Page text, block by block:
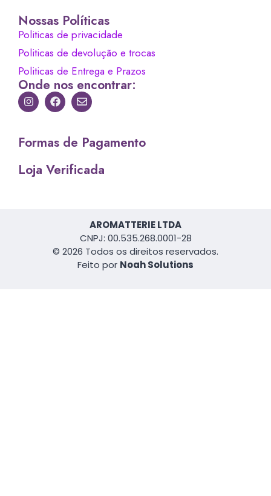
Nossas Políticas
Politicas de privacidade
Politicas de devolução e trocas
Politicas de Entrega e Prazos
Onde nos encontrar:
Formas de Pagamento
Loja Verificada
AROMATTERIE LTDA
CNPJ: 00.535.268.0001-28
© 2026 Todos os direitos reservados.
Feito por Noah Solutions